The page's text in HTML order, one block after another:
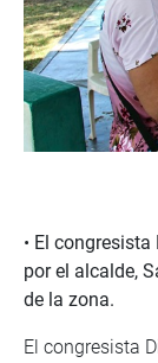
• El
por el alcalde,
de la zona.
El congresista